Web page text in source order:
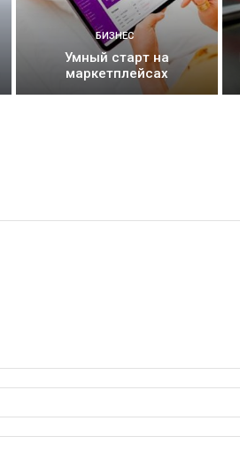
БИЗНЕС
Умный старт на
маркетплейсах